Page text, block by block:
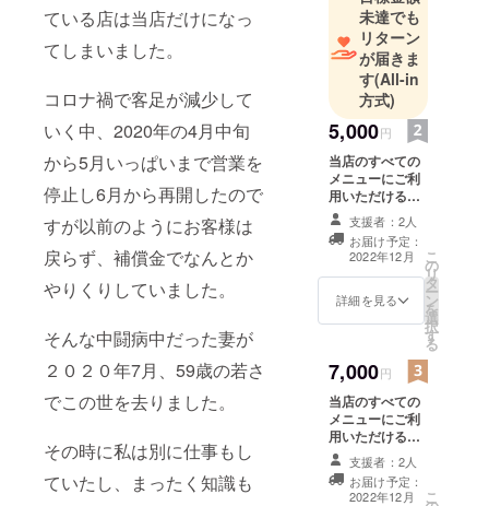
ている店は当店だけになっ
てしまいました。
コロナ禍で客足が減少して
いく中、2020年の4月中旬
から5月いっぱいまで営業を
停止し6月から再開したので
すが以前のようにお客様は
戻らず、補償金でなんとか
やりくりしていました。
そんな中闘病中だった妻が
２０２０年7月、59歳の若さ
でこの世を去りました。
その時に私は別に仕事もし
ていたし、まったく知識も
未達でも
リターン
が届きま
す(All-in
方式)
5,000円
当店のすべての
メニューにご利
用いただける商
品券をお返しし
ます。 （ご利用
は女性の方限定
になります）
（物販は男性の
方でも大丈夫で
ガ教室 1,900円
水素吸入 30
分 700円 鍼
灸 60分
5,800円 アロマ
タッチ 40分
3,500円 物販に
もご使用いただ
けます。 （額面
支援者：2人
お届け予定：
2022年12月
詳細を見る
こ
の
リ
タ
ー
ン
を
選
択
す
る
7,000円
当店のすべての
メニューにご利
用いただける商
品券をお返しし
ます。 （ご利用
は女性の方限定
支援者：2人
お届け予定：
2022年12月
こ